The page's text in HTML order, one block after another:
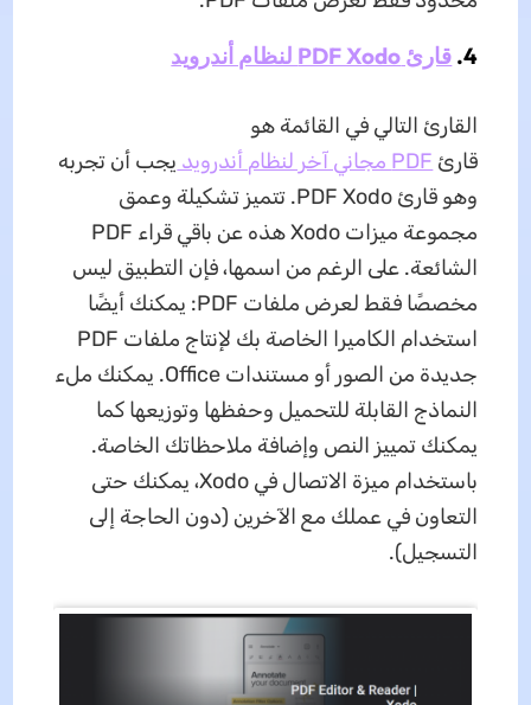
4. قارئ PDF Xodo لنظام أندرويد
القارئ التالي في القائمة هو
قارئ PDF مجاني آخر لنظام أندرويد
يجب أن تجربه
وهو قارئ PDF Xodo. تتميز تشكيلة وعمق
مجموعة ميزات Xodo هذه عن باقي قراء PDF
الشائعة. على الرغم من اسمها، فإن التطبيق ليس
مخصصًا فقط لعرض ملفات PDF: يمكنك أيضًا
استخدام الكاميرا الخاصة بك لإنتاج ملفات PDF
جديدة من الصور أو مستندات Office. يمكنك ملء
النماذج القابلة للتحميل وحفظها وتوزيعها كما
يمكنك تمييز النص وإضافة ملاحظاتك الخاصة.
باستخدام ميزة الاتصال في Xodo، يمكنك حتى
التعاون في عملك مع الآخرين (دون الحاجة إلى
التسجيل).